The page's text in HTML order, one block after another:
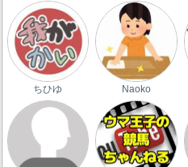
ちひゆ Naoko